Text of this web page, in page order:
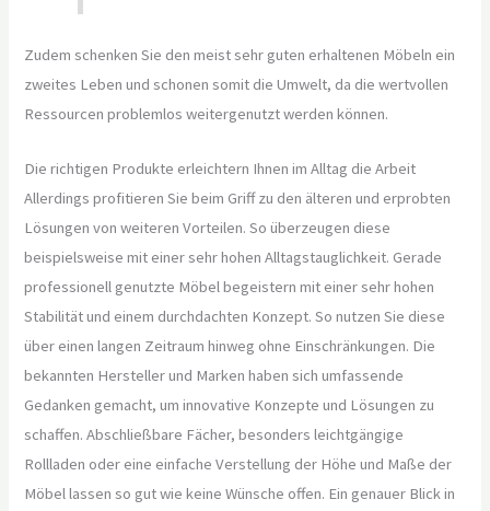
Zudem schenken Sie den meist sehr guten erhaltenen Möbeln ein
zweites Leben und schonen somit die Umwelt, da die wertvollen
Ressourcen problemlos weitergenutzt werden können.
Die richtigen Produkte erleichtern Ihnen im Alltag die Arbeit
Allerdings profitieren Sie beim Griff zu den älteren und erprobten
Lösungen von weiteren Vorteilen. So überzeugen diese
beispielsweise mit einer sehr hohen Alltagstauglichkeit. Gerade
professionell genutzte Möbel begeistern mit einer sehr hohen
Stabilität und einem durchdachten Konzept. So nutzen Sie diese
über einen langen Zeitraum hinweg ohne Einschränkungen. Die
bekannten Hersteller und Marken haben sich umfassende
Gedanken gemacht, um innovative Konzepte und Lösungen zu
schaffen. Abschließbare Fächer, besonders leichtgängige
Rollladen oder eine einfache Verstellung der Höhe und Maße der
Möbel lassen so gut wie keine Wünsche offen. Ein genauer Blick in